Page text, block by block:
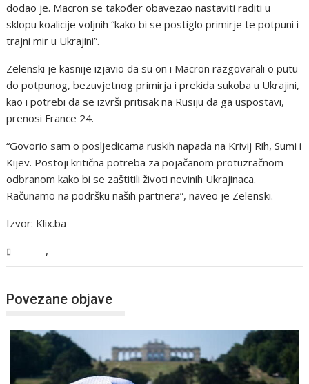
dodao je. Macron se također obavezao nastaviti raditi u
sklopu koalicije voljnih “kako bi se postiglo primirje te potpuni i
trajni mir u Ukrajini”.
Zelenski je kasnije izjavio da su on i Macron razgovarali o putu
do potpunog, bezuvjetnog primirja i prekida sukoba u Ukrajini,
kao i potrebi da se izvrši pritisak na Rusiju da ga uspostavi,
prenosi France 24.
“Govorio sam o posljedicama ruskih napada na Krivij Rih, Sumi i
Kijev. Postoji kritična potreba za pojačanom protuzračnom
odbranom kako bi se zaštitili životi nevinih Ukrajinaca.
Računamo na podršku naših partnera”, naveo je Zelenski.
Izvor: Klix.ba
,
Povezane objave